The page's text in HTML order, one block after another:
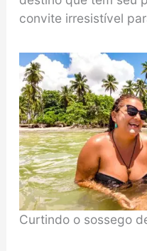
convite irresistível
Curtindo o sossego